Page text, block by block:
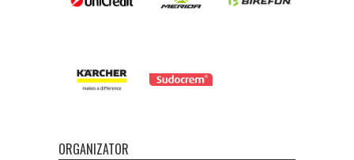
ORGANIZATOR